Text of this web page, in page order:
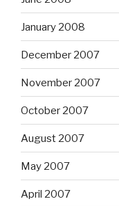
January 2008
December 2007
November 2007
October 2007
August 2007
May 2007
April 2007